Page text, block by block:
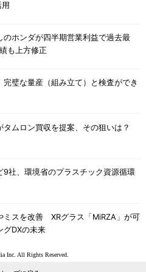
のホンダが四半期営業利益で過去最
も上方修正
完璧な量産（組み立て）と検査ができ
タムロン買収を提案、その狙いは？
9社、環境省のプラスチック資源循環
ミスを改善 XRグラス「MiRZA」が可
グDXの未来
Inc. All Rights Reserved.